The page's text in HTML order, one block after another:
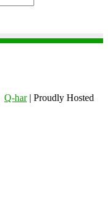
Q-har| Proudly Hosted